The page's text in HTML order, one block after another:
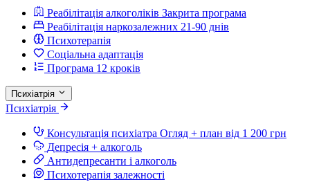
Реабілітація алкоголіків Закрита програма
Реабілітація наркозалежних 21-90 днів
Психотерапія
Соціальна адаптація
Програма 12 кроків
Психіатрія
Психіатрія
Консультація психіатра Огляд + план від 1 200 грн
Депресія + алкоголь
Антидепресанти і алкоголь
Психотерапія залежності